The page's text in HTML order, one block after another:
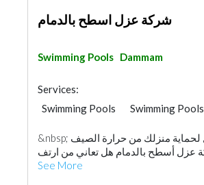
شركة عزل اسطح بالدمام
Swimming Pools Dammam
Services:
Swimming Pools
Swimming Pools
&nbsp; الحل الأمثل لحماية منزلك من حرارة الصيف
See More